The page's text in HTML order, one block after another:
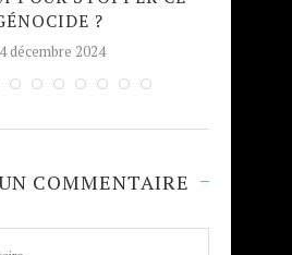
?
décembre 2024
COMMENTAIRE